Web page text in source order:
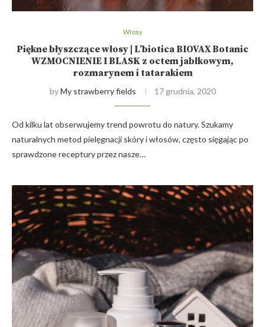
Włosy
Piękne błyszczące włosy | L’biotica BIOVAX Botanic
WZMOCNIENIE I BLASK z octem jabłkowym,
rozmarynem i tatarakiem
byMy strawberry fields 17 grudnia, 2020
Od kilku lat obserwujemy trend powrotu do natury. Szukamy
naturalnych metod pielęgnacji skóry i włosów, często sięgając po
sprawdzone receptury przez nasze…